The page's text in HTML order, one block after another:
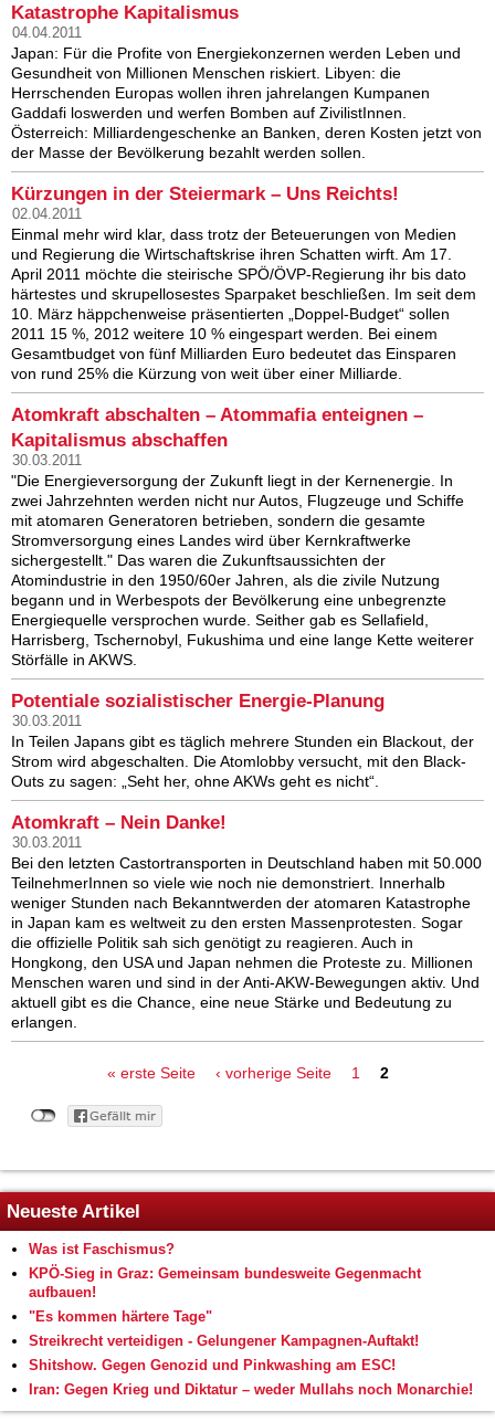
Katastrophe Kapitalismus
04.04.2011
Japan: Für die Profite von Energiekonzernen werden Leben und
Gesundheit von Millionen Menschen riskiert. Libyen: die
Herrschenden Europas wollen ihren jahrelangen Kumpanen
Gaddafi loswerden und werfen Bomben auf ZivilistInnen.
Österreich: Milliardengeschenke an Banken, deren Kosten jetzt von
der Masse der Bevölkerung bezahlt werden sollen.
Kürzungen in der Steiermark – Uns Reichts!
02.04.2011
Einmal mehr wird klar, dass trotz der Beteuerungen von Medien
und Regierung die Wirtschaftskrise ihren Schatten wirft. Am 17.
April 2011 möchte die steirische SPÖ/ÖVP-Regierung ihr bis dato
härtestes und skrupellosestes Sparpaket beschließen. Im seit dem
10. März häppchenweise präsentierten „Doppel-Budget“ sollen
2011 15 %, 2012 weitere 10 % eingespart werden. Bei einem
Gesamtbudget von fünf Milliarden Euro bedeutet das Einsparen
von rund 25% die Kürzung von weit über einer Milliarde.
Atomkraft abschalten – Atommafia enteignen –
Kapitalismus abschaffen
30.03.2011
"Die Energieversorgung der Zukunft liegt in der Kernenergie. In
zwei Jahrzehnten werden nicht nur Autos, Flugzeuge und Schiffe
mit atomaren Generatoren betrieben, sondern die gesamte
Stromversorgung eines Landes wird über Kernkraftwerke
sichergestellt." Das waren die Zukunftsaussichten der
Atomindustrie in den 1950/60er Jahren, als die zivile Nutzung
begann und in Werbespots der Bevölkerung eine unbegrenzte
Energiequelle versprochen wurde. Seither gab es Sellafield,
Harrisberg, Tschernobyl, Fukushima und eine lange Kette weiterer
Störfälle in AKWS.
Potentiale sozialistischer Energie-Planung
30.03.2011
In Teilen Japans gibt es täglich mehrere Stunden ein Blackout, der
Strom wird abgeschalten. Die Atomlobby versucht, mit den Black-
Outs zu sagen: „Seht her, ohne AKWs geht es nicht“.
Atomkraft – Nein Danke!
30.03.2011
Bei den letzten Castortransporten in Deutschland haben mit 50.000
TeilnehmerInnen so viele wie noch nie demonstriert. Innerhalb
weniger Stunden nach Bekanntwerden der atomaren Katastrophe
in Japan kam es weltweit zu den ersten Massenprotesten. Sogar
die offizielle Politik sah sich genötigt zu reagieren. Auch in
Hongkong, den USA und Japan nehmen die Proteste zu. Millionen
Menschen waren und sind in der Anti-AKW-Bewegungen aktiv. Und
aktuell gibt es die Chance, eine neue Stärke und Bedeutung zu
erlangen.
« erste Seite ‹ vorherige Seite 1 2
Neueste Artikel
Was ist Faschismus?
KPÖ-Sieg in Graz: Gemeinsam bundesweite Gegenmacht
aufbauen!
"Es kommen härtere Tage"
Streikrecht verteidigen - Gelungener Kampagnen-Auftakt!
Shitshow. Gegen Genozid und Pinkwashing am ESC!
Iran: Gegen Krieg und Diktatur – weder Mullahs noch Monarchie!